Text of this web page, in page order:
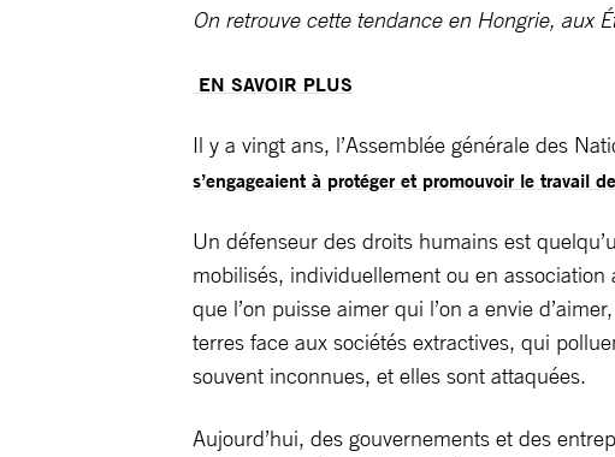
On retrouve cette tendance en Hongrie, aux
EN SAVOIR PLUS
Il y a vingt ans, l’Assemblée générale des
s’engageaient à protéger et promouvoir le travail
Un défenseur des droits humains est
mobilisés, individuellement ou en
que l’on puisse aimer qui l’on a envie
terres face aux sociétés extractives, qui
souvent inconnues, et elles sont attaquées.
Aujourd’hui, des gouvernements et des